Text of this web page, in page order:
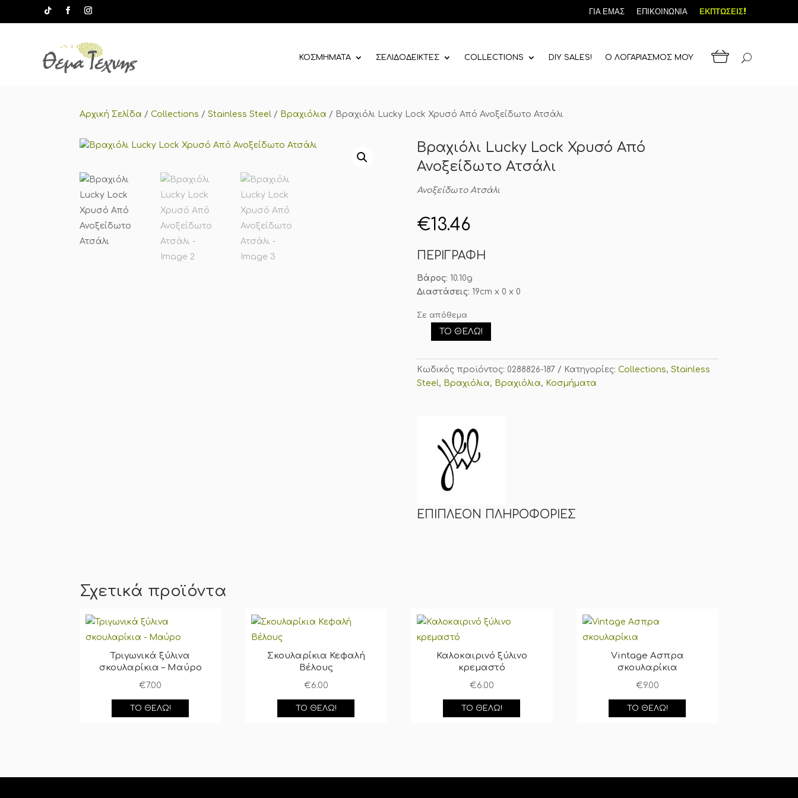
ΓΙΑ ΕΜΑΣ ΕΠΙΚΟΙΝΩΝΙΑ ΕΚΠΤΩΣΕΙΣ!
ΚΟΣΜΗΜΑΤΑ ΣΕΛΙΔΟΔΕΙΚΤΕΣ COLLECTIONS DIY SALES! Ο ΛΟΓΑΡΙΑΣΜΟΣ ΜΟΥ
Αρχική Σελίδα /Collections /Stainless Steel / Βραχιόλια / Βραχιόλι Lucky Lock Χρυσό Από Ανοξείδωτο Ατσάλι
Βραχιόλι Lucky Lock Χρυσό Από
Ανοξείδωτο Ατσάλι
Ανοξείδωτο Ατσάλι
€13.46
ΠΕΡΙΓΡΑΦΗ
Βάρος: 10.10g
Διαστάσεις: 19cm x 0 x 0
Σε απόθεμα
Lock
Χρυσό
ποσότητα
ΤΟ ΘΈΛΩ!
Κωδικός προϊόντος: 0288826-187 Κατηγορίες: Collections, Stainless
Steel, Βραχιόλια, Βραχιόλια, Κοσμήματα
ΕΠΙΠΛΈΟΝ ΠΛΗΡΟΦΟΡΊΕΣ
Σχετικά προϊόντα
Τριγωνικά ξύλινα
σκουλαρίκια – Μαύρο
€7.00
ΤΟ ΘΈΛΩ!
Σκουλαρίκια Κεφαλή
Βέλους
€6.00
ΤΟ ΘΈΛΩ!
Καλοκαιρινό ξύλινο
κρεμαστό
€6.00
ΤΟ ΘΈΛΩ!
Vintage Ασπρα
σκουλαρίκια
€9.00
ΤΟ ΘΈΛΩ!